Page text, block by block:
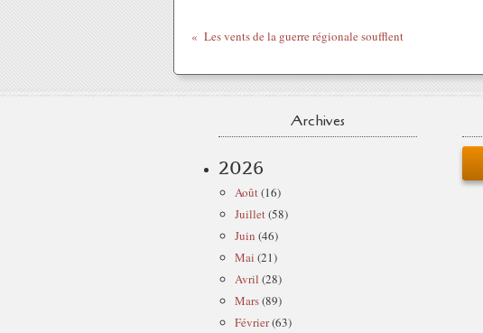
Les vents de la guerre régionale soufflent
Archives
2026
Août(16)
Juillet(58)
Juin (46)
Mai (21)
Avril (28)
Mars(89)
Février(63)